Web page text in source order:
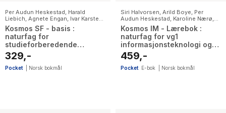
Per Audun Heskestad Harald
Liebich Agnete Engan Ivar Karsten
Lerstad
Hilde Christine Mykland
Kosmos SF - basis :
naturfag for
studieforberedende
utdanningsprogram
329,-
Pocket Norsk bokmål
Siri Halvorsen Arild Boye Per
Audun Heskestad Karoline Nærø
Svein Arne Eggebø Valvik
Kosmos IM - Lærebok :
naturfag for vg1
informasjonsteknologi og
medieproduksjon
459,-
Pocket E-bok Norsk bokmål